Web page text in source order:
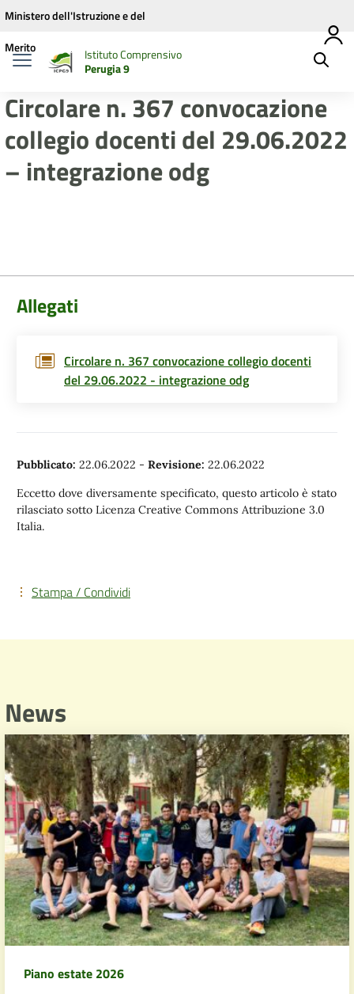
Vai ai contenuti
Vai al menu di navigazione
Vai al footer
Ministero dell'Istruzione e del
Merito
Istituto Comprensivo
Perugia 9
Circolare n. 367 convocazione
collegio docenti del 29.06.2022
– integrazione odg
Allegati
Circolare n. 367 convocazione collegio docenti
del 29.06.2022 - integrazione odg
Pubblicato: 22.06.2022 - Revisione: 22.06.2022
Eccetto dove diversamente specificato, questo articolo è stato
rilasciato sotto Licenza Creative Commons Attribuzione 3.0
Italia.
Stampa / Condividi
News
Piano estate 2026